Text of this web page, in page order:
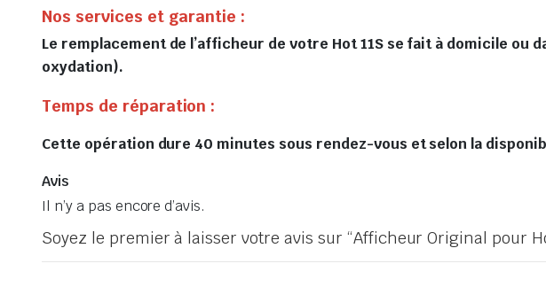
Nos services et garantie :
Le remplacement de l’afficheur de votre Hot 11S se fait à domicile
oxydation).
Temps de réparation :
Cette opération dure 40 minutes sous rendez-vous et selon la
Avis
Il n’y a pas encore d’avis.
Soyez le premier à laisser votre avis sur “Afficheur Original pour